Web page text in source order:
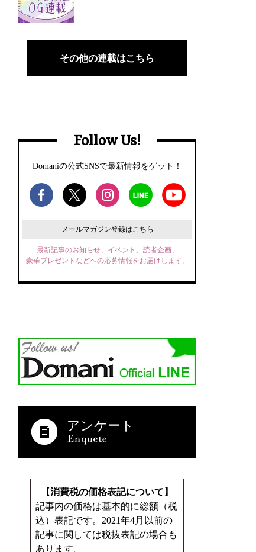
その他の連載はこちら
Follow Us!
Domaniの公式SNSで最新情報をゲット！
メールマガジン登録はこちら
最新記事のお知らせ、イベント、読者企画、
豪華プレゼントなどへの応募情報をお届けします。
アンケート
【消費税の価格表記について】
記事内の価格は基本的に総額（税
込）表記です。2021年4月以前の
記事に関しては税抜表記の場合も
あります。